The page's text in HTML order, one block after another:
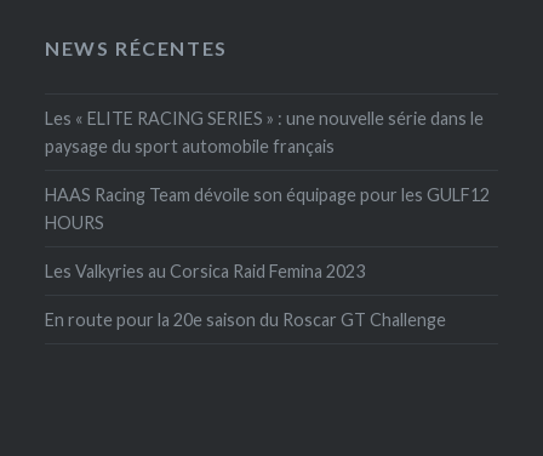
NEWS RÉCENTES
Les « ELITE RACING SERIES » : une nouvelle série dans le
paysage du sport automobile français
HAAS Racing Team dévoile son équipage pour les GULF12
HOURS
Les Valkyries au Corsica Raid Femina 2023
En route pour la 20e saison du Roscar GT Challenge